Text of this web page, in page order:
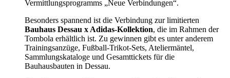
Vermittlungsprogramms „Neue Verbindungen“.
Besonders spannend ist die Verbindung zur limitierten
Bauhaus Dessau x Adidas-Kollektion, die im Rahmen der
Tombola erhältlich ist. Zu gewinnen gibt es unter anderem
Trainingsanzüge, Fußball-Trikot-Sets, Ateliermäntel,
Sammlungskataloge und Gesamttickets für die
Bauhausbauten in Dessau.